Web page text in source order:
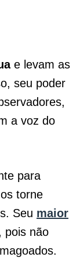
e levam as
seu poder
a voz do
para
torne
Seu maior
pois não